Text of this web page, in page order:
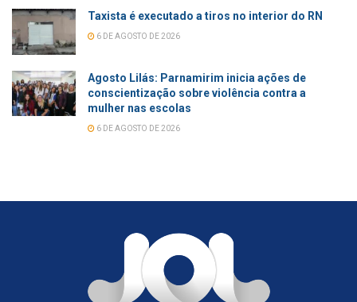
Taxista é executado a tiros no interior do RN
6 DE AGOSTO DE 2026
Agosto Lilás: Parnamirim inicia ações de
conscientização sobre violência contra a
mulher nas escolas
6 DE AGOSTO DE 2026